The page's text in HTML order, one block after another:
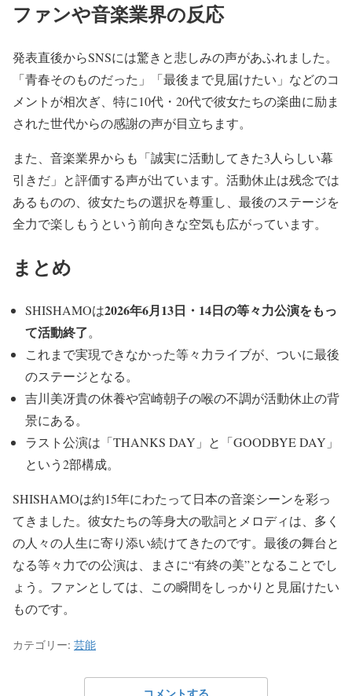
ファンや音楽業界の反応
発表直後からSNSには驚きと悲しみの声があふれました。
「青春そのものだった」「最後まで見届けたい」などのコ
メントが相次ぎ、特に10代・20代で彼女たちの楽曲に励ま
された世代からの感謝の声が目立ちます。
また、音楽業界からも「誠実に活動してきた3人らしい幕
引きだ」と評価する声が出ています。活動休止は残念では
あるものの、彼女たちの選択を尊重し、最後のステージを
全力で楽しもうという前向きな空気も広がっています。
まとめ
SHISHAMOは2026年6月13日・14日の等々力公演をもっ
て活動終了。
これまで実現できなかった等々力ライブが、ついに最後
のステージとなる。
吉川美冴貴の休養や宮崎朝子の喉の不調が活動休止の背
景にある。
ラスト公演は「THANKS DAY」と「GOODBYE DAY」
という2部構成。
SHISHAMOは約15年にわたって日本の音楽シーンを彩っ
てきました。彼女たちの等身大の歌詞とメロディは、多く
の人々の人生に寄り添い続けてきたのです。最後の舞台と
なる等々力での公演は、まさに“有終の美”となることでし
ょう。ファンとしては、この瞬間をしっかりと見届けたい
ものです。
カテゴリー: 芸能